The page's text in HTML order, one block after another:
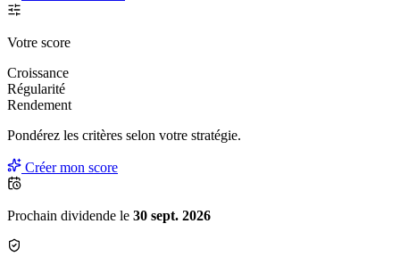
Votre score
Croissance
Régularité
Rendement
Pondérez les critères selon votre stratégie.
Créer mon score
Prochain dividende le 30 sept. 2026